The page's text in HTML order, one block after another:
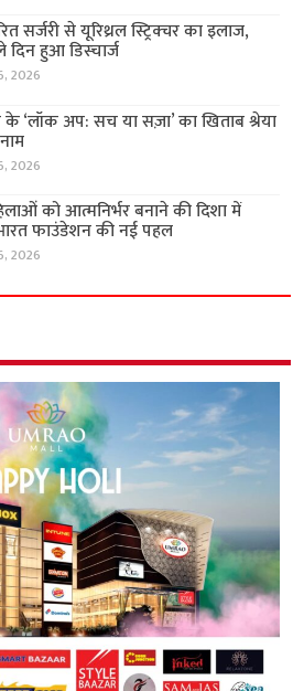
सर्जरी से यूरिथ्रल स्ट्रिक्चर का इलाज,
हुआ डिस्चार्ज
2026
‘लॉक अप: सच या सज़ा’ का खिताब श्रेया
2026
को आत्मनिर्भर बनाने की दिशा में
फाउंडेशन की नई पहल
2026